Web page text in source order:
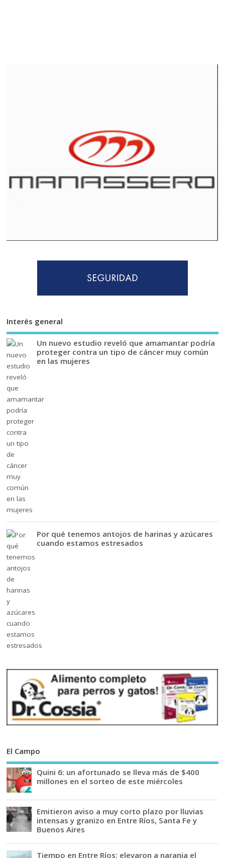
Interés general
Un nuevo estudio reveló que amamantar podría
proteger contra un tipo de cáncer muy común
en las mujeres
Por qué tenemos antojos de harinas y azúcares
cuando estamos estresados
El Campo
Quini 6: un afortunado se lleva más de $400
millones en el sorteo de este miércoles
Emitieron aviso a muy corto plazo por lluvias
intensas y granizo en Entre Ríos, Santa Fe y
Buenos Aires
Tiempo en Entre Ríos: elevaron a naranja el